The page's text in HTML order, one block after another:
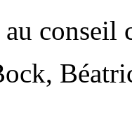
conseil